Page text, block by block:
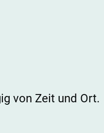
von Zeit und Ort.